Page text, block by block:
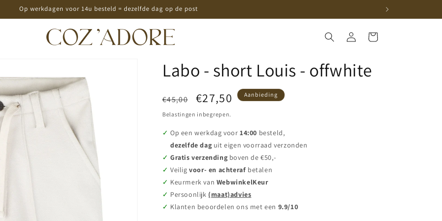
Op werkdagen voor 14u besteld = dezelfde dag op de post
InloggenWinkelwagen
Labo - short Louis - offwhite
Normale
prijs
€45,00 Aanbiedingsprijs
€27,50 Aanbieding
Belastingen inbegrepen.
Op een werkdag voor 14:00 besteld,
dezelfde dag uit eigen voorraad verzonden
Gratis verzending boven de €50,-
Veiligvoor- en achteraf betalen
Keurmerk van WebwinkelKeur
Persoonlijk (maat)advies
Klanten beoordelen ons met een 9.9/10